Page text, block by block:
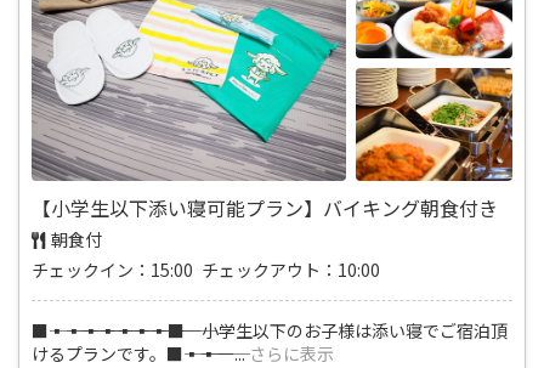
【小学生以下添い寝可能プラン】バイキング朝食付き
朝食付
チェックイン：15:00 チェックアウト：10:00
■―――▪―――▪―――▪―――▪―――▪―――▪―――▪―――■ 小学生以下のお子様は添い寝でご宿泊頂
けるプランです。■―――▪―――▪―...さらに表示